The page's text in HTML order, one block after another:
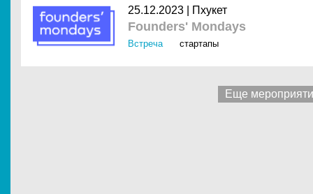
25.12.2023 | Пхукет
Founders' Mondays
Встреча стартапы
Еще